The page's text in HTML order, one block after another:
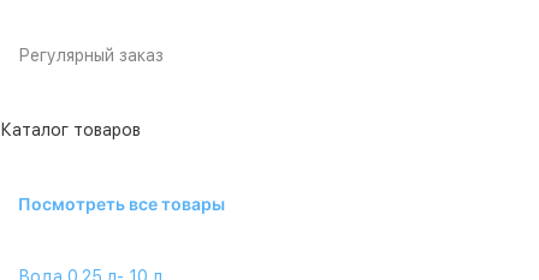
Регулярный заказ
Каталог товаров
Посмотреть все товары